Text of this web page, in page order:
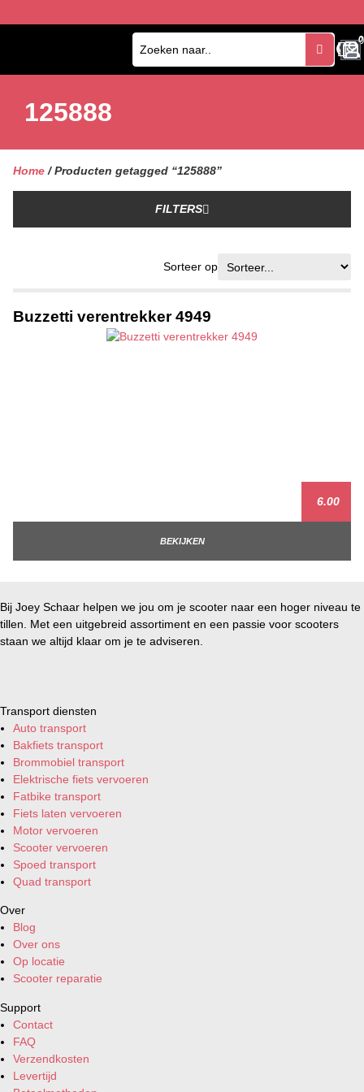
0
0
125888
Home / Producten getagged “125888”
FILTERS
Sorteer op
Buzzetti verentrekker 4949
6.00
BEKIJKEN
Bij Joey Schaar helpen we jou om je scooter naar een hoger niveau te
tillen. Met een uitgebreid assortiment en een passie voor scooters
staan we altijd klaar om je te adviseren.
Transport diensten
Auto transport
Bakfiets transport
Brommobiel transport
Elektrische fiets vervoeren
Fatbike transport
Fiets laten vervoeren
Motor vervoeren
Scooter vervoeren
Spoed transport
Quad transport
Over
Blog
Over ons
Op locatie
Scooter reparatie
Support
Contact
FAQ
Verzendkosten
Levertijd